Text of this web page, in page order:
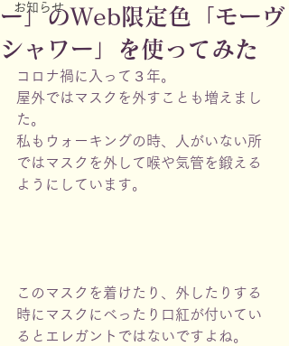
お知らせ
ー」のWeb限定色「モーヴ
シャワー」を使ってみた
コロナ禍に入って３年。
屋外ではマスクを外すことも増えまし
た。
私もウォーキングの時、人がいない所
ではマスクを外して喉や気管を鍛える
ようにしています。
このマスクを着けたり、外したりする
時にマスクにべったり口紅が付いてい
るとエレガントではないですよね。